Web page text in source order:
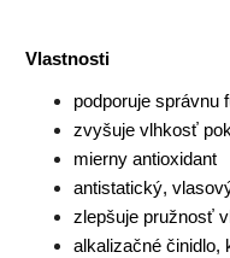
Vlastnosti
podporuje správnu
zvyšuje vlhkosť
mierny antioxidant
antistatický,
zlepšuje pružnosť
alkalizačné činidlo,